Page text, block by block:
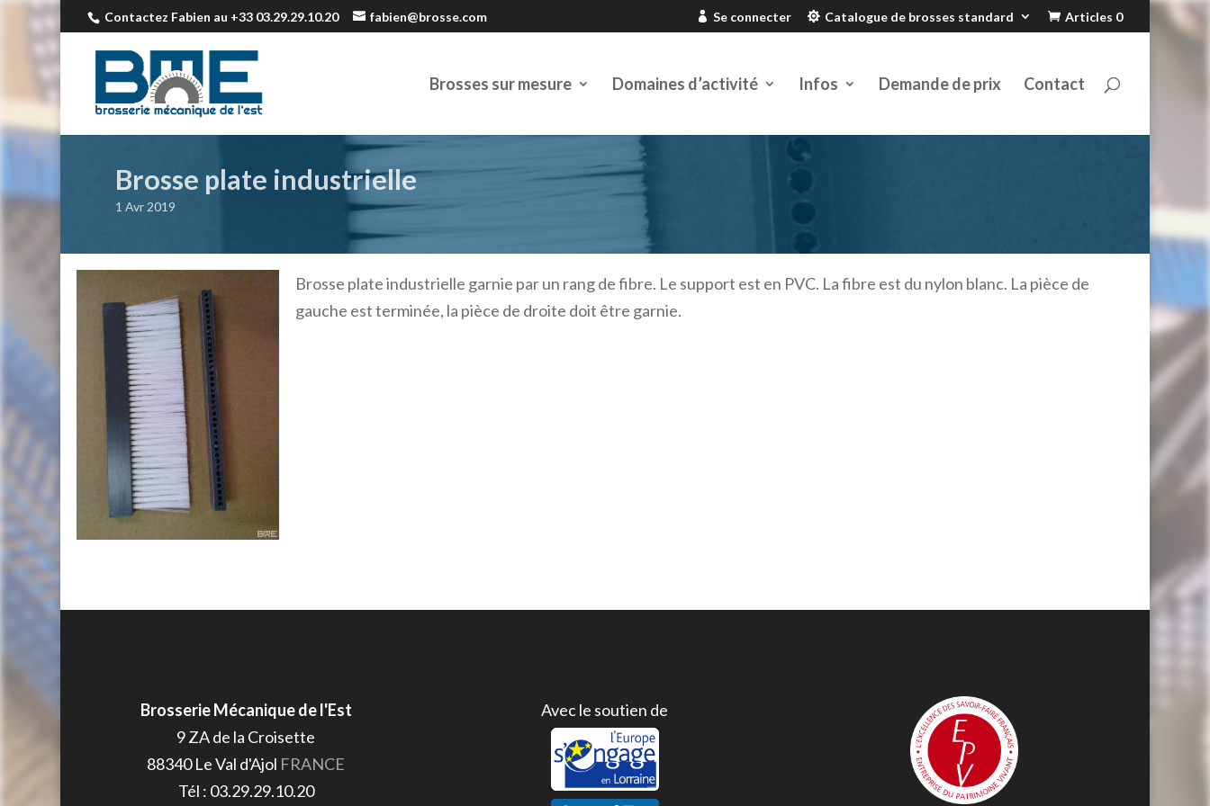
Contactez Fabien au +33 03.29.29.10.20 fabien@brosse.com Se connecter Catalogue de brosses standard Articles 0
Brosses sur mesure Domaines d’activité Infos Demande de prix Contact
Brosse plate industrielle
1 Avr 2019
Brosse plate industrielle garnie par un rang de fibre. Le support est en PVC. La fibre est du nylon blanc. La pièce de
gauche est terminée, la pièce de droite doit être garnie.
Brosserie Mécanique de l'Est
9 ZA de la Croisette
88340 Le Val d'Ajol FRANCE
Tél : 03.29.29.10.20
Avec le soutien de